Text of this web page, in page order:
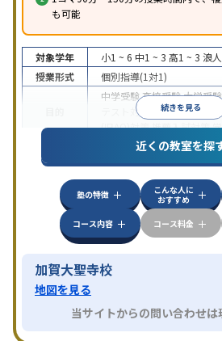
も可能
続きを見る
対象学年 小1 ~ 6 中1 ~ 3 高1 ~ 3 浪
授業形式
個別指導(1対1)
中学受験高校受験大学受験
テスト対策
内申点対策 学
(旧AO)対策推薦入試対策
中高一貫校生に対応授業の
1科目から受講可能季節
近くの教室を探
塾の特徴
こんな人に
おすすめ
コース内容
コース料金
加賀大聖寺校
地図を見る
当サイトからの問い合わせ